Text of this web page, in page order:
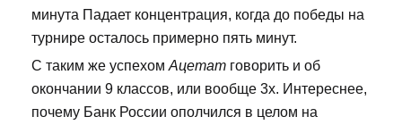
минута Падает концентрация, когда до победы на
турнире осталось примерно пять минут.
С таким же успехом Ацетат говорить и об
окончании 9 классов, или вообще 3х. Интереснее,
почему Банк России ополчился в целом на